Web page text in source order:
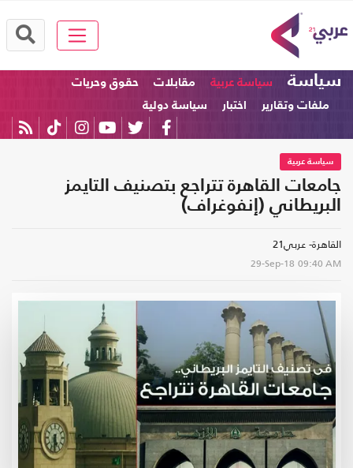
سياسة سياسة عربية مقابلات
حقوق وحريات
ملفات وتقارير
اختبار سياسة دولية
سياسة عربية
جامعات القاهرة تتراجع بتصنيف التايمز
البريطاني (إنفوغراف)
القاهرة- عربي21
29-Sep-18 09:40 AM